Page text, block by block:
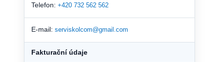
Telefon: +420 732 562 562
E-mail: serviskolcom@gmail.com
Fakturační údaje